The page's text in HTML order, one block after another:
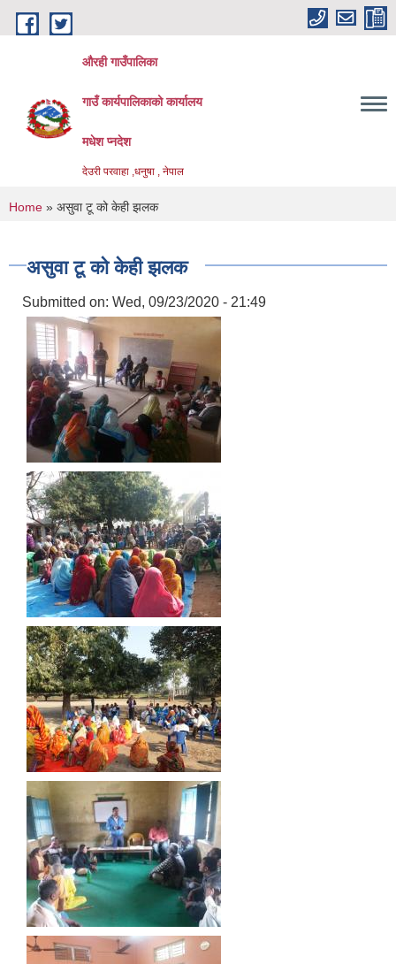
Skip to main content
औरही गाउँपालिका
गाउँ कार्यपालिकाको कार्यालय
मधेश प्नदेश
देउरी परवाहा ,धनुषा , नेपाल
You are here
Home » असुवा टू को केही झलक
असुवा टू को केही झलक
Submitted on: Wed, 09/23/2020 - 21:49